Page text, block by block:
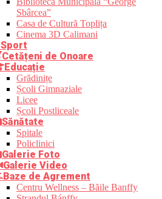
Sbârcea”
Casa de Cultură Toplița
Cinema 3D Calimani
Sport
Cetățeni de Onoare
Educație
Grădinițe
Școli Gimnaziale
Licee
Școli Postliceale
Sănătate
Spitale
Policlinici
Galerie Foto
Galerie Video
Baze de Agrement
Centru Wellness – Băile Banffy